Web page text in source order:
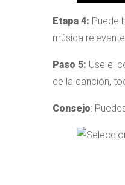
Etapa 4: Puede
música
Paso 5: Use el
de la canción,
Consejo: